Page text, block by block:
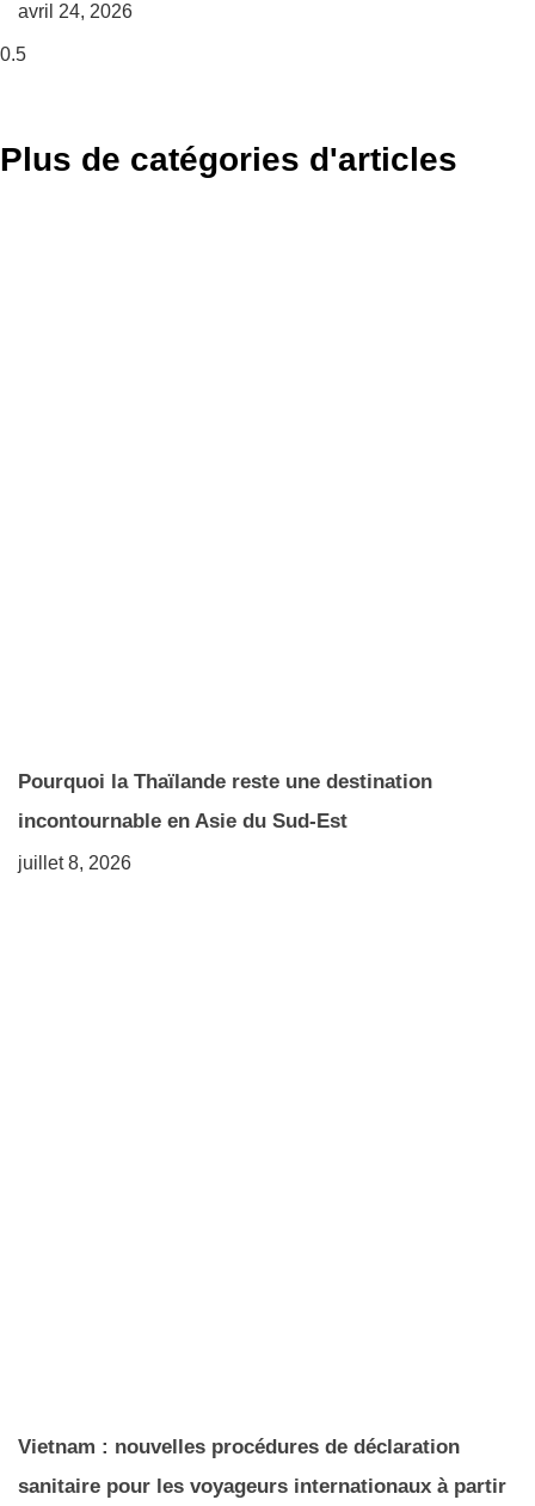
avril 24, 2026
Plus de catégories d'articles
Pourquoi la Thaïlande reste une destination
incontournable en Asie du Sud-Est
juillet 8, 2026
Vietnam : nouvelles procédures de déclaration
sanitaire pour les voyageurs internationaux à partir